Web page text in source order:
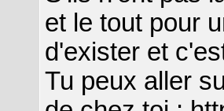
et le tout pour
d'exister et
Tu peux aller